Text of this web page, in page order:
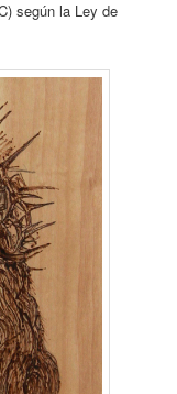
según la Ley de